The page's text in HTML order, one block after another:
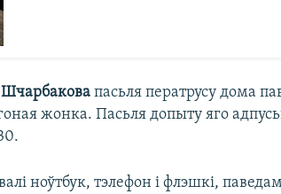
Шчарбакова пасьля ператрусу дома
жонка. Пасьля допыту яго
ноўтбук, тэлефон і флэшкі,